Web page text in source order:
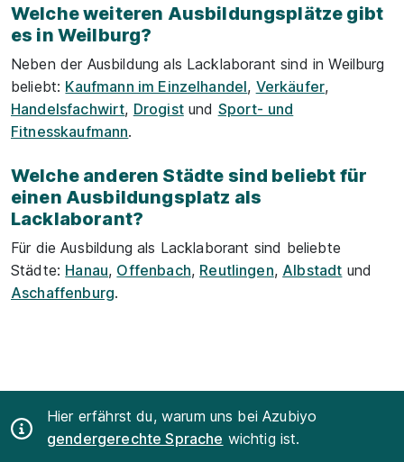
Welche weiteren Ausbildungsplätze gibt
es in Weilburg?
Neben der Ausbildung als Lacklaborant sind in Weilburg
beliebt: Kaufmann im Einzelhandel, Verkäufer,
Handelsfachwirt, Drogistund Sport- und
Fitnesskaufmann.
Welche anderen Städte sind beliebt für
einen Ausbildungsplatz als
Lacklaborant?
Für die Ausbildung als Lacklaborant sind beliebte
Städte: Hanau, Offenbach, Reutlingen, Albstadt und
Aschaffenburg.
Hier erfährst du, warum uns bei Azubiyo
gendergerechte Sprache wichtig ist.